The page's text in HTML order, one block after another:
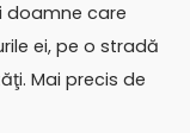
doamne care
ei, pe o stradă
Mai precis de